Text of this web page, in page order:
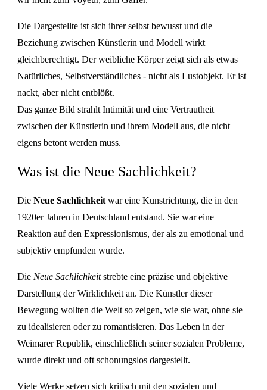
Die Dargestellte ist sich ihrer selbst bewusst und die
Beziehung zwischen Künstlerin und Modell wirkt
gleichberechtigt. Der weibliche Körper zeigt sich als etwas
Natürliches, Selbstverständliches - nicht als Lustobjekt. Er ist
nackt, aber nicht entblößt.
Das ganze Bild strahlt Intimität und eine Vertrautheit
zwischen der Künstlerin und ihrem Modell aus, die nicht
eigens betont werden muss.
Was ist die Neue Sachlichkeit?
Die Neue Sachlichkeit war eine Kunstrichtung, die in den
1920er Jahren in Deutschland entstand. Sie war eine
Reaktion auf den Expressionismus, der als zu emotional und
subjektiv empfunden wurde.
Die Neue Sachlichkeitstrebte eine präzise und objektive
Darstellung der Wirklichkeit an. Die Künstler dieser
Bewegung wollten die Welt so zeigen, wie sie war, ohne sie
zu idealisieren oder zu romantisieren. Das Leben in der
Weimarer Republik, einschließlich seiner sozialen Probleme,
wurde direkt und oft schonungslos dargestellt.
Viele Werke setzen sich kritisch mit den sozialen und